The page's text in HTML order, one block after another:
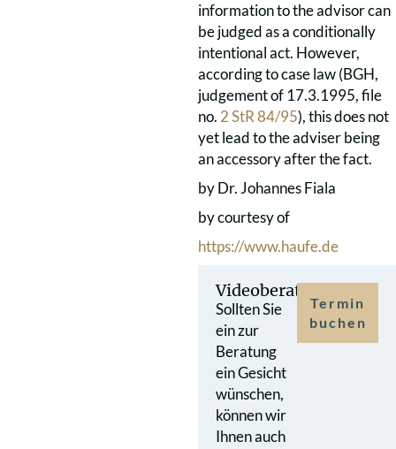
information to the advisor can
be judged as a conditionally
intentional act. However,
according to case law (BGH,
judgement of 17.3.1995, file
no. 2 StR 84/95), this does not
yet lead to the adviser being
an accessory after the fact.
by Dr. Johannes Fiala
by courtesy of
https://www.haufe.de
Videoberatung
Sollten Sie
ein zur
Beratung
ein Gesicht
wünschen,
können wir
Ihnen auch
Termin
buchen